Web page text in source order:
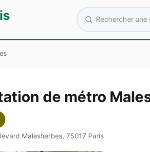
Rechercher une
de métro
Malesherbes, 75017 Paris